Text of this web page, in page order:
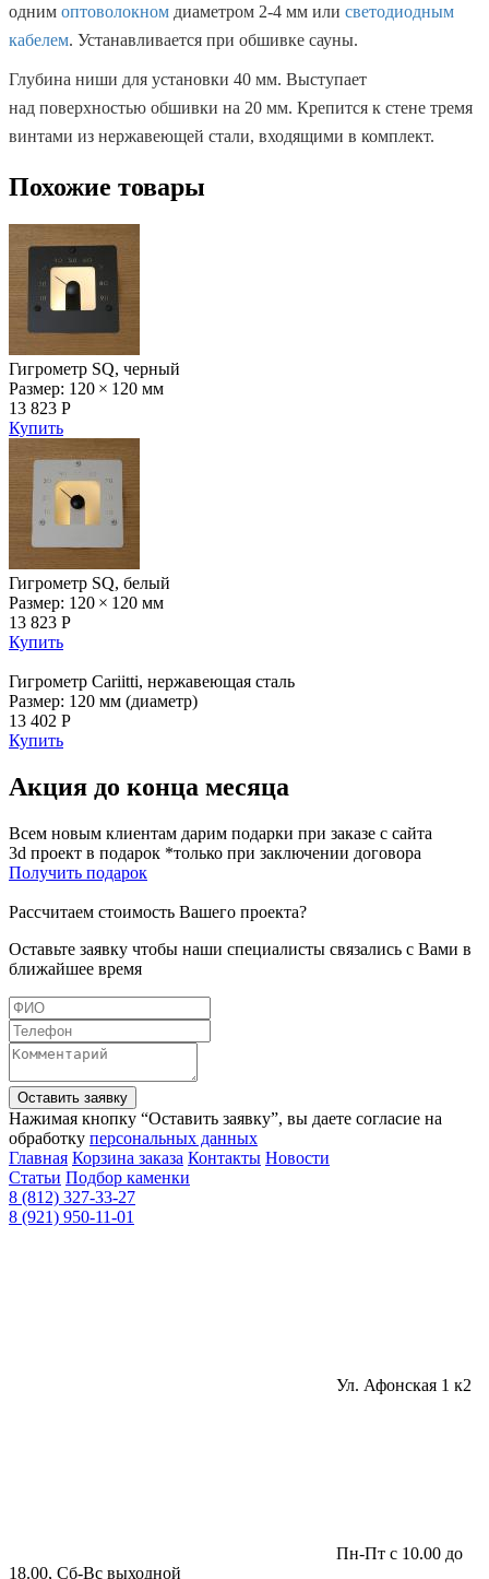
одним оптоволокном диаметром 2-4 мм или светодиодным
кабелем. Устанавливается при обшивке сауны.
Глубина ниши для установки 40 мм. Выступает
над поверхностью обшивки на 20 мм. Крепится к стене тремя
винтами из нержавеющей стали, входящими в комплект.
Похожие товары
Гигрометр SQ, черный
Размер: 120 × 120 мм
13 823 Р
Купить
Гигрометр SQ, белый
Размер: 120 × 120 мм
13 823 Р
Купить
Гигрометр Cariitti, нержавеющая сталь
Размер: 120 мм (диаметр)
13 402 Р
Купить
Акция до конца месяца
Всем новым клиентам дарим подарки при заказе с сайта
3d проект в подарок *только при заключении договора
Получить подарок
Рассчитаем стоимость Вашего проекта?
Оставьте заявку чтобы наши специалисты связались с Вами в
ближайшее время
Оставить заявку
Нажимая кнопку “Оставить заявку”, вы даете согласие на
обработку персональных данных
Главная Корзина заказа Контакты Новости
Статьи Подбор каменки
8 (812) 327-33-27
8 (921) 950-11-01
Ул. Афонская 1 к2
Пн-Пт с 10.00 до
18.00, Сб-Вс выходной